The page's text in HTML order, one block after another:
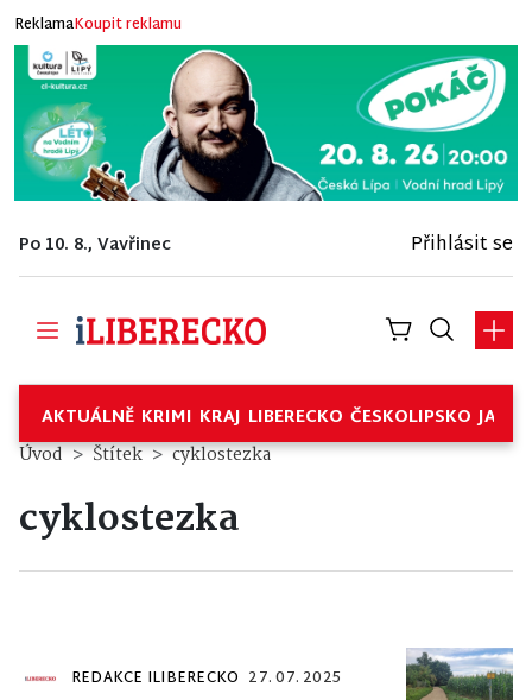
ReklamaKoupit reklamu
Po 10. 8., Vavřinec Přihlásit se
AKTUÁLNĚ KRIMI KRAJ LIBERECKO ČESKOLIPSKO
Úvod Štítek cyklostezka
cyklostezka
REDAKCE ILIBERECKO 27. 07. 2025